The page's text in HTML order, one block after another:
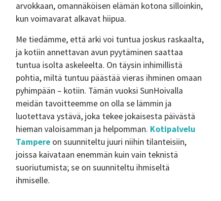
arvokkaan, omannäköisen elämän kotona silloinkin,
kun voimavarat alkavat hiipua.
Me tiedämme, että arki voi tuntua joskus raskaalta,
ja kotiin annettavan avun pyytäminen saattaa
tuntua isolta askeleelta. On täysin inhimillistä
pohtia, miltä tuntuu päästää vieras ihminen omaan
pyhimpään – kotiin. Tämän vuoksi SunHoivalla
meidän tavoitteemme on olla se lämmin ja
luotettava ystävä, joka tekee jokaisesta päivästä
hieman valoisamman ja helpomman. Kotipalvelu
Tampere on suunniteltu juuri niihin tilanteisiin,
joissa kaivataan enemmän kuin vain teknistä
suoriutumista; se on suunniteltu ihmiseltä
ihmiselle.